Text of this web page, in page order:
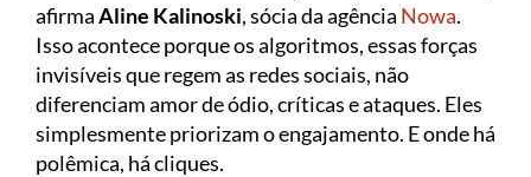
afirmaAline Kalinoski, sócia da agência Nowa.
Isso acontece porque os algoritmos, essas forças
invisíveis que regem as redes sociais, não
diferenciam amor de ódio, críticas e ataques. Eles
simplesmente priorizam o engajamento. E onde há
polêmica, há cliques.